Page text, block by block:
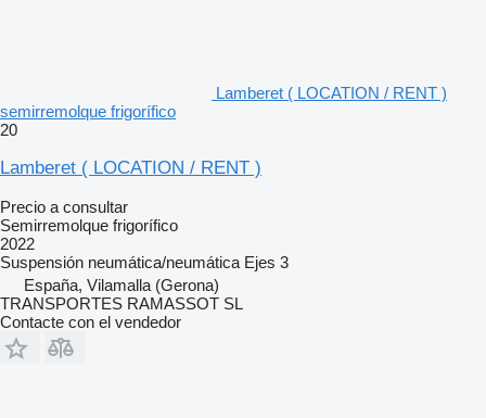
Lamberet ( LOCATION / RENT )
semirremolque frigorífico
20
Lamberet ( LOCATION / RENT )
Precio a consultar
Semirremolque frigorífico
2022
Suspensión neumática/neumática Ejes 3
España, Vilamalla (Gerona)
TRANSPORTES RAMASSOT SL
Contacte con el vendedor